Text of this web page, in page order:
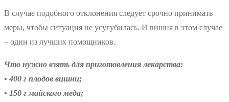
В случае подобного отклонения следует срочно принимать
меры, чтобы ситуация не усугубилась. И вишня в этом случае
– один из лучших помощников.
Что нужно взять для приготовления лекарства:
• 400 г плодов вишни;
• 150 г майского меда;